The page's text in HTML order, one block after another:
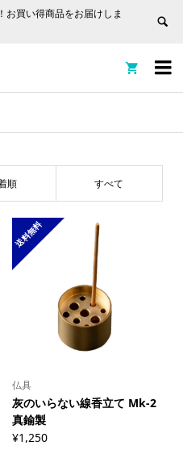
お買い得商品をお届けしま


順 すべて
送料無料
仏具
灰のいらない線香立て Mk-2
真鍮製
¥1,250